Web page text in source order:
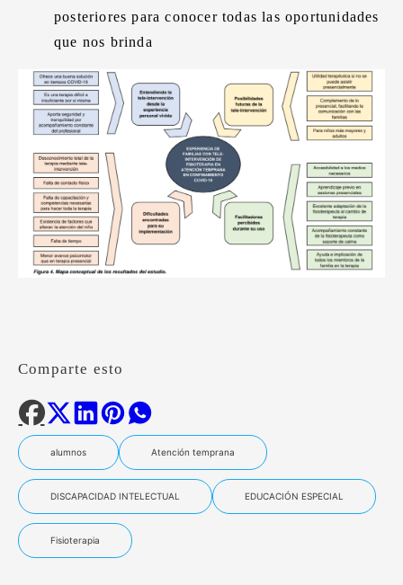
posteriores para conocer todas las oportunidades
que nos brinda
Comparte esto
alumnos Atención temprana
DISCAPACIDAD INTELECTUAL EDUCACIÓN ESPECIAL
Fisioterapia